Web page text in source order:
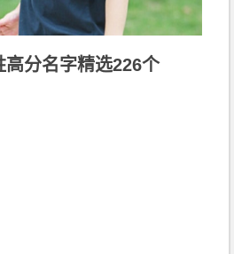
分名字精选226个